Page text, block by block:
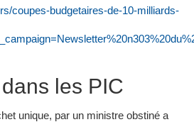
coupes-budgetaires-de-10-milliards-
les PIC
unique, par un ministre obstiné a